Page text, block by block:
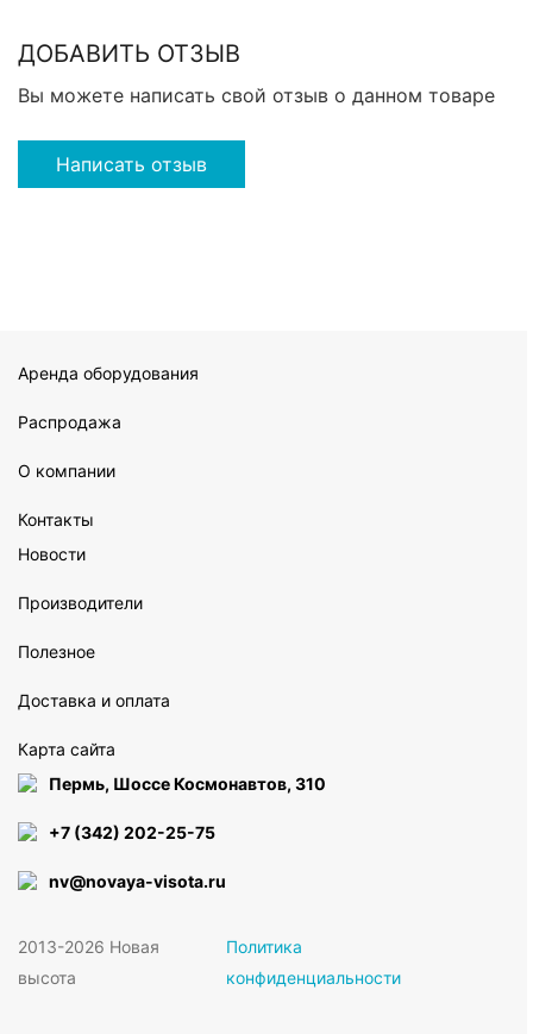
ДОБАВИТЬ ОТЗЫВ
Вы можете написать свой отзыв о данном товаре
Написать отзыв
Аренда оборудования
Распродажа
О компании
Контакты
Новости
Производители
Полезное
Доставка и оплата
Карта сайта
Пермь, Шоссе Космонавтов, 310
+7 (342) 202-25-75
nv@novaya-visota.ru
2013-2026 Новая
высота
Политика
конфиденциальности